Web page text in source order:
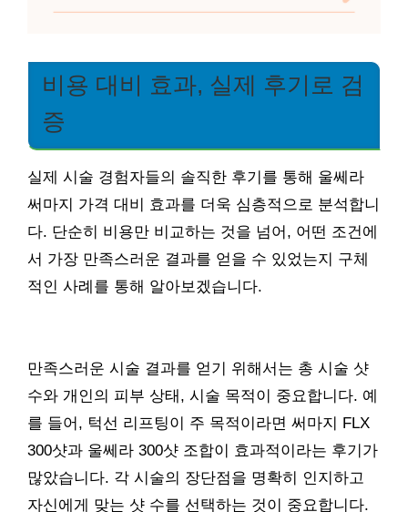
비용 대비 효과, 실제 후기로 검
증
실제 시술 경험자들의 솔직한 후기를 통해 울쎄라
써마지 가격 대비 효과를 더욱 심층적으로 분석합니
다. 단순히 비용만 비교하는 것을 넘어, 어떤 조건에
서 가장 만족스러운 결과를 얻을 수 있었는지 구체
적인 사례를 통해 알아보겠습니다.
만족스러운 시술 결과를 얻기 위해서는 총 시술 샷
수와 개인의 피부 상태, 시술 목적이 중요합니다. 예
를 들어, 턱선 리프팅이 주 목적이라면 써마지 FLX
300샷과 울쎄라 300샷 조합이 효과적이라는 후기가
많았습니다. 각 시술의 장단점을 명확히 인지하고
자신에게 맞는 샷 수를 선택하는 것이 중요합니다.